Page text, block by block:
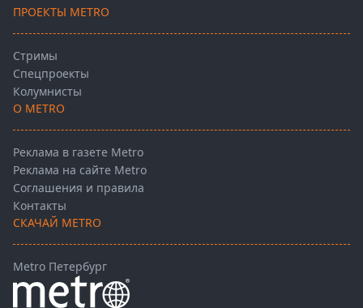
ПРОЕКТЫ METRO
Стримы
Спецпроекты
Колумнисты
О METRO
Реклама в газете Metro
Реклама на сайте Metro
Соглашения и правила
Контакты
СКАЧАЙ METRO
Metro Петербург